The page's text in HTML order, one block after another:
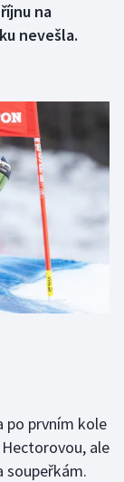
na
nevešla.
po prvním kole
ale
soupeřkám.